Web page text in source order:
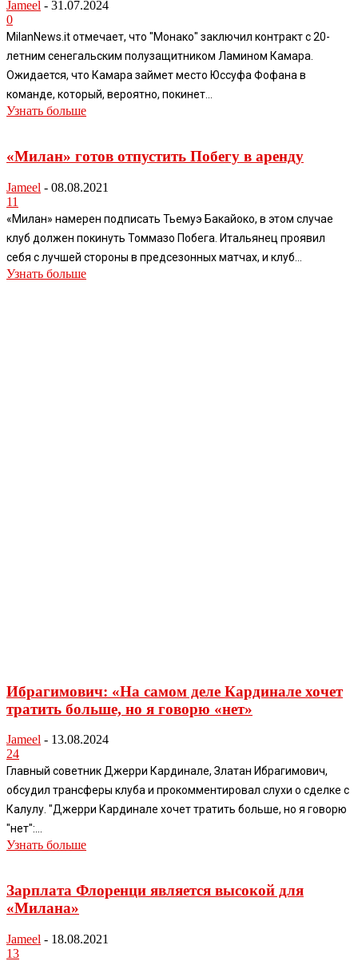
Jameel - 31.07.2024
0
MilanNews.it отмечает, что "Монако" заключил контракт с 20-
летним сенегальским полузащитником Ламином Камара.
Ожидается, что Камара займет место Юссуфа Фофана в
команде, который, вероятно, покинет...
Узнать больше
«Милан» готов отпустить Побегу в аренду
Jameel - 08.08.2021
11
«Милан» намерен подписать Тьемуэ Бакайоко, в этом случае
клуб должен покинуть Томмазо Побега. Итальянец проявил
себя с лучшей стороны в предсезонных матчах, и клуб...
Узнать больше
Ибрагимович: «На самом деле Кардинале хочет
тратить больше, но я говорю «нет»
Jameel - 13.08.2024
24
Главный советник Джерри Кардинале, Златан Ибрагимович,
обсудил трансферы клуба и прокомментировал слухи о сделке с
Калулу. "Джерри Кардинале хочет тратить больше, но я говорю
"нет":...
Узнать больше
Зарплата Флоренци является высокой для
«Милана»
Jameel - 18.08.2021
13